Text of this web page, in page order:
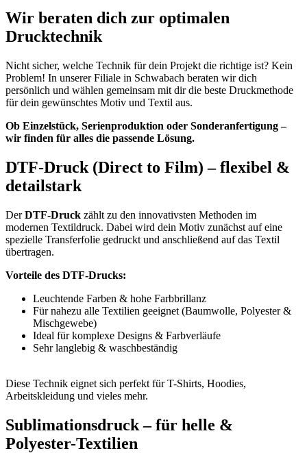
Wir beraten dich zur optimalen
Drucktechnik
Nicht sicher, welche Technik für dein Projekt die richtige ist? Kein
Problem! In unserer Filiale in Schwabach beraten wir dich
persönlich und wählen gemeinsam mit dir die beste Druckmethode
für dein gewünschtes Motiv und Textil aus.
Ob Einzelstück, Serienproduktion oder Sonderanfertigung –
wir finden für alles die passende Lösung.
DTF-Druck (Direct to Film) – flexibel &
detailstark
DerDTF-Druck zählt zu den innovativsten Methoden im
modernen Textildruck. Dabei wird dein Motiv zunächst auf eine
spezielle Transferfolie gedruckt und anschließend auf das Textil
übertragen.
Vorteile des DTF-Drucks:
Leuchtende Farben & hohe Farbbrillanz
Für nahezu alle Textilien geeignet (Baumwolle, Polyester &
Mischgewebe)
Ideal für komplexe Designs & Farbverläufe
Sehr langlebig & waschbeständig
Diese Technik eignet sich perfekt für T-Shirts, Hoodies,
Arbeitskleidung und vieles mehr.
Sublimationsdruck – für helle &
Polyester-Textilien